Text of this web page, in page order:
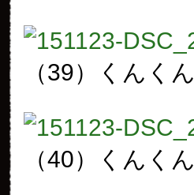
（39）くんくん
（40）くんくん